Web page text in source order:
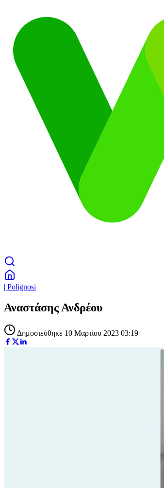
| Polignosi
Αναστάσης Ανδρέου
Δημοσιεύθηκε 10 Μαρτίου 2023 03:19